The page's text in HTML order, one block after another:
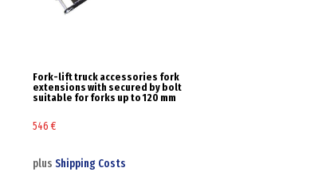
Fork-lift truck accessories fork
extensions with secured by bolt
suitable for forks up to 120 mm
546€
plusShipping Costs